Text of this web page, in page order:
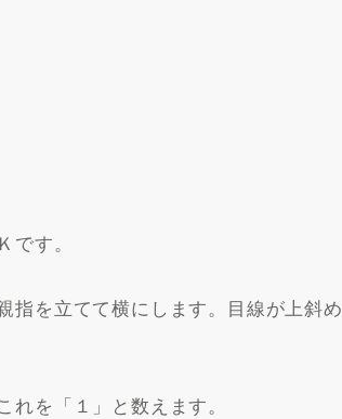
す。
を立てて横にします。目線が上斜め
を「１」と数えます。